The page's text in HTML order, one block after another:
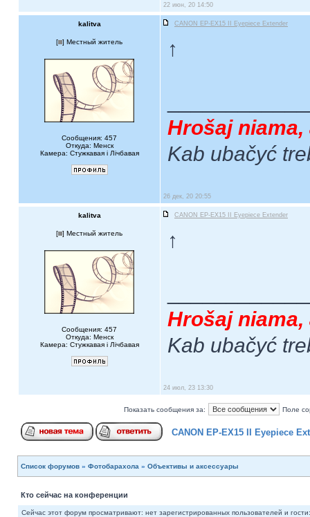
22 июн, 20 14:50
kalitva CANON EP-EX15 II Eyepiece Extender
[ ] Местный житель
Сообщения: 457
Откуда: Менск
Камера: Стужкавая i Лічбавая
↑
Hrošaj
Kab ubačyć
26 дек, 20 20:55
kalitva CANON EP-EX15 II Eyepiece Extender
[ ] Местный житель
Сообщения: 457
Откуда: Менск
Камера: Стужкавая i Лічбавая
↑
Hrošaj
Kab ubačyć
24 июл, 23 13:30
Показать сообщения за: Поле
CANON EP-EX15 II Eyepiece
Список форумов » Фотобарахола » Объективы и аксессуары
Кто сейчас на конференции
Сейчас этот форум просматривают: нет зарегистрированных пользователей и